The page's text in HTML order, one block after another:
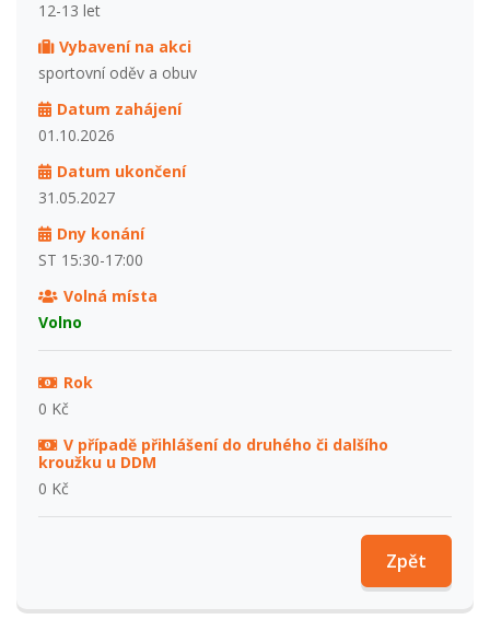
12-13 let
Vybavení na akci
sportovní oděv a obuv
Datum zahájení
01.10.2026
Datum ukončení
31.05.2027
Dny konání
ST 15:30-17:00
Volná místa
Volno
Rok
0 Kč
V případě přihlášení do druhého či dalšího
kroužku u DDM
0 Kč
Zpět